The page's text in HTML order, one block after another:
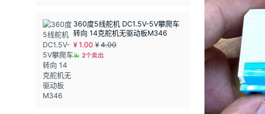
¥1.50
至
¥1.90
360度5线舵机 DC1.5V-5V攀爬车
转向 14克舵机无驱动板M346
¥1.00 ¥4.00
2个卖出